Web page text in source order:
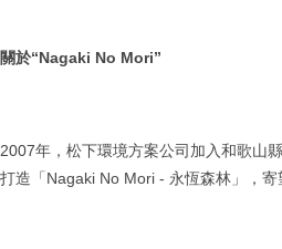
關於“Nagaki No Mori”
2007年，松下環境方案公司加入和歌山
打造「Nagaki No Mori - 永恆森林」，寄